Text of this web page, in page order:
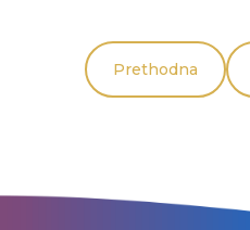
Prethodna